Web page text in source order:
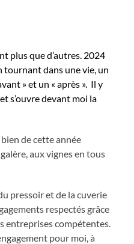
plus que d’autres. 2024
tournant dans une vie, un
» et un « après ». Il y
s’ouvre devant moi la
de cette année
aux vignes en tous
pressoir et de la cuverie
respectés grâce
entreprises compétentes.
pour moi, à